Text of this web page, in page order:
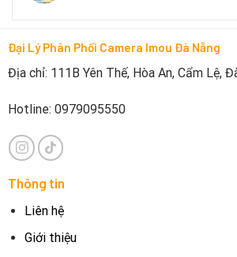
Đại Lý Phân Phối Camera Imou Đà Nẵng
Địa chỉ: 111B Yên Thế, Hòa An, Cẩm Lệ,
Hotline: 0979095550
Thông tin
Liên hệ
Giới thiệu